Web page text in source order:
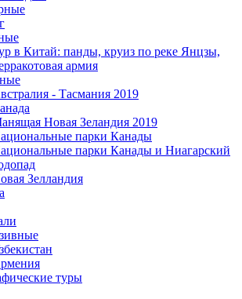
в Китай: панды, круиз по реке Янцзы,
армия
- Тасмания 2019
Новая Зеландия 2019
парки Канады
парки Канады и Ниагарский
Зелландия
туры